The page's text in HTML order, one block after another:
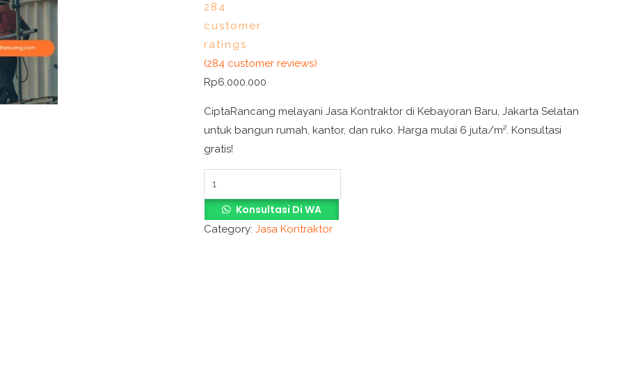
284
customer
ratings
(284 customer reviews)
Rp6.000.000
CiptaRancang melayani Jasa Kontraktor di Kebayoran Baru, Jakarta Selatan
untuk bangun rumah, kantor, dan ruko. Harga mulai 6 juta/m². Konsultasi
gratis!
Konsultasi Di WA
Category: Jasa Kontraktor